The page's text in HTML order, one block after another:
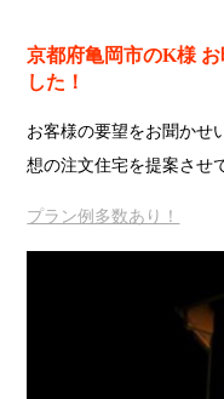
京都府亀岡市のK様
した！
お客様の要望をお聞かせ
想の注文住宅を提案させ
プラン例多数あり！